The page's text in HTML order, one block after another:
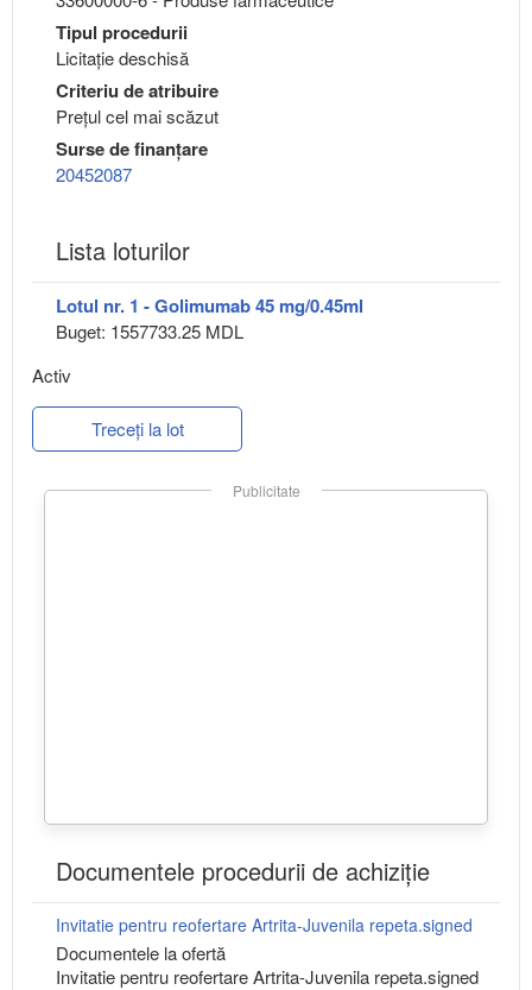
Tipul procedurii
Licitație deschisă
Criteriu de atribuire
Preţul cel mai scăzut
Surse de finanțare
20452087
Lista loturilor
Lotul nr. 1 - Golimumab 45 mg/0.45ml
Buget: 1557733.25 MDL
Activ
Treceți la lot
Publicitate
Documentele procedurii de achiziție
Invitatie pentru reofertare Artrita-Juvenila repeta.signed
Documentele la ofertă
Invitatie pentru reofertare Artrita-Juvenila repeta.signed